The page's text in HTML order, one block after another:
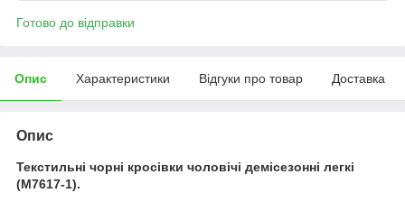
Готово до відправки
Опис Характеристики Відгуки про товар Доставка
Опис
Текстильні чорні кросівки чоловічі демісезонні легкі
(M7617-1).